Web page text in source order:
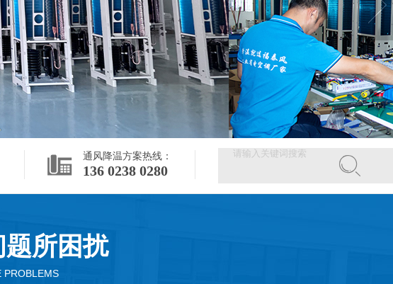
通风降温方案热线：
136 0238 0280
所困扰
PROBLEMS